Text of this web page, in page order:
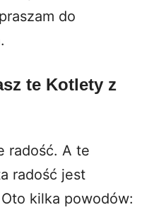
do
te Kotlety z
radość. A te
radość jest
kilka powodów: